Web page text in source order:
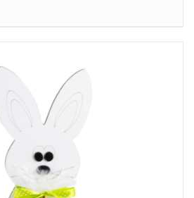
SZCZEGÓŁY